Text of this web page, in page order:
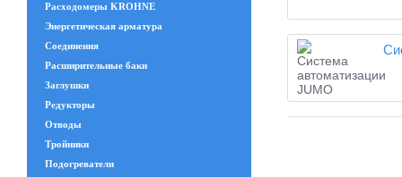
Расходомеры KROHNE
Энергетическая арматура
Соединения
Расширительные баки
Заглушки
Редукторы
Отводы
Тройники
Подогреватели